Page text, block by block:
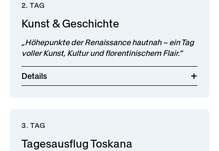
2. TAG
Kunst & Geschichte
„Höhepunkte der Renaissance hautnah – ein Tag
voller Kunst, Kultur und florentinischem Flair.“
Details
3. TAG
Tagesausflug Toskana